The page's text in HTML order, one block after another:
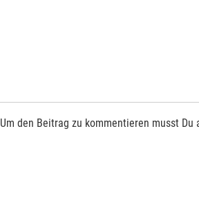
Um den Beitrag zu kommentieren musst Du